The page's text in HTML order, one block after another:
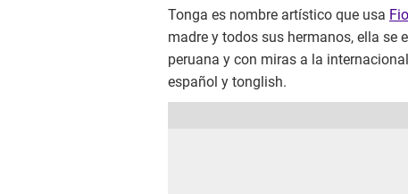
Tonga es nombre artístico que usa
madre y todos sus hermanos, ella se
peruana y con miras a la
español y tonglish.